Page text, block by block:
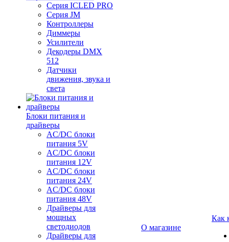
Серия ICLED PRO
Серия JM
Контроллеры
Диммеры
Усилители
Декодеры DMX
512
Датчики
движения, звука и
света
Блоки питания и
драйверы
AC/DC блоки
питания 5V
AC/DC блоки
питания 12V
AC/DC блоки
питания 24V
AC/DC блоки
питания 48V
Драйверы для
мощных
светодиодов
Драйверы для
О магазине
Как